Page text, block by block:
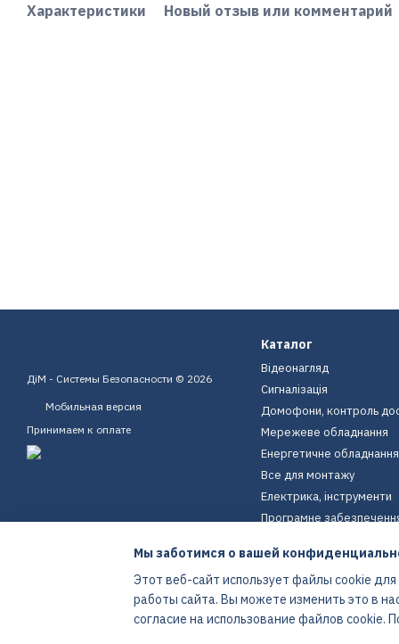
Характеристики Новый отзыв или комментарий
ДіМ - Системы Безопасности © 2026
Мобильная версия
Принимаем к оплате
Интернет-магазин создан с Хорошоп
Каталог
Відеонагляд
Сигналізація
Домофони, контроль
Мережеве обладнання
Енергетичне обладнання
Все для монтажу
Електрика, інструменти
Програмне
Екіпірування
Енергетичне обладнання
Мы заботимся о вашей
Этот веб-сайт использует файлы cookie
работы сайта. Вы можете изменить это в
согласие на использование файлов cookie.